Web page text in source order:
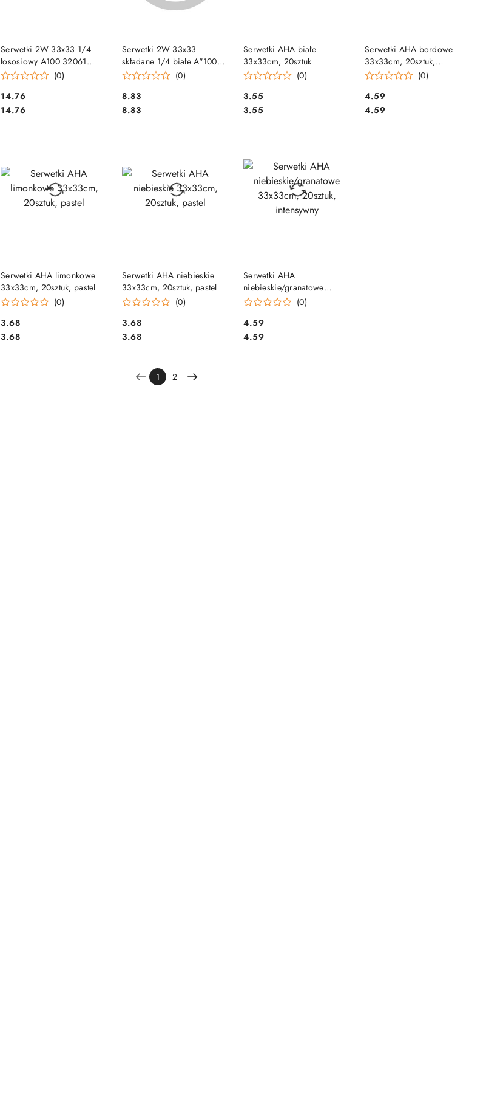
Serwetki 2W 33x33 1/4
łososiowy A100 32061
BulkySoft
(0)
Cena:
14.76
Cena:
14.76
DO KOSZYKA
Serwetki 2W 33x33
składane 1/4 białe A"100
32980 BulkySoft
(0)
Cena:
8.83
Cena:
8.83
DO KOSZYKA
Serwetki AHA białe
33x33cm, 20sztuk
(0)
Cena:
3.55
Cena:
3.55
DO KOSZYKA
Serwetki AHA bordowe
33x33cm, 20sztuk,
intensywny
(0)
Cena:
4.59
Cena:
4.59
DO KOSZYKA
Serwetki AHA limonkowe
33x33cm, 20sztuk, pastel
(0)
Cena:
3.68
Cena:
3.68
DO KOSZYKA
Serwetki AHA niebieskie
33x33cm, 20sztuk, pastel
(0)
Cena:
3.68
Cena:
3.68
DO KOSZYKA
Serwetki AHA
niebieskie/granatowe
33x33cm, 20sztuk,
(0)
Cena:
4.59
Cena:
4.59
DO KOSZYKA
1 2